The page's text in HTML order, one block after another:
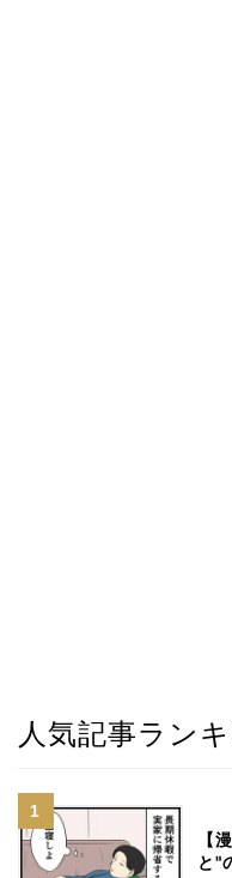
人気記事ラン
【
と"